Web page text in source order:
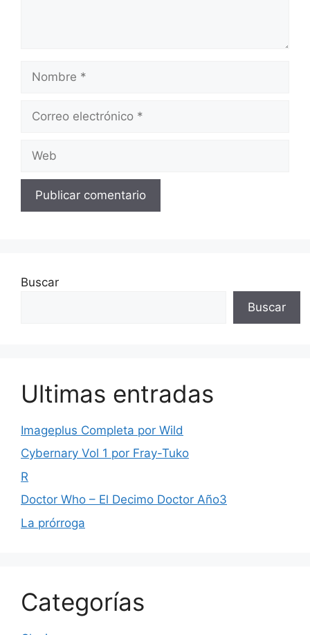
electrónico
Buscar
Buscar
Ultimas entradas
Imageplus Completa por Wild
Cybernary Vol 1 por Fray-Tuko
R
Doctor Who – El Decimo Doctor Año3
La prórroga
Categorías